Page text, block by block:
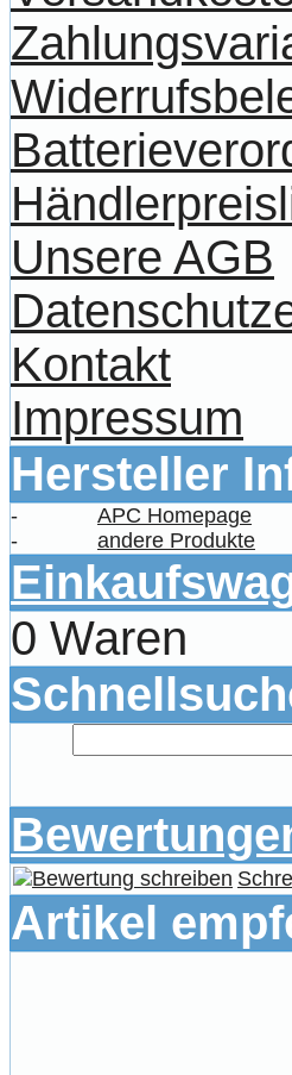
Unsere AGB
Kontakt
Impressum
Hersteller
-
APC Homepage
-
andere Produkte
0 Waren
Artikel